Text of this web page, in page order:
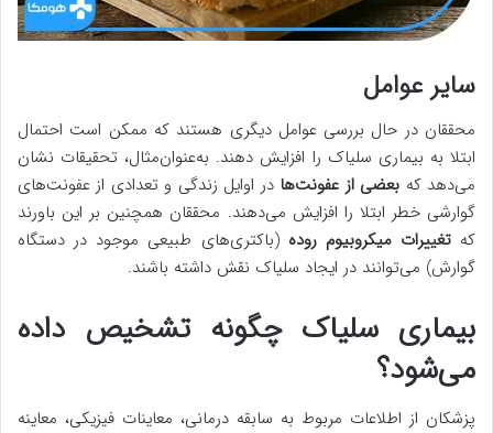
سایر عوامل
محققان در حال بررسی عوامل دیگری هستند که ممکن است احتمال
ابتلا به بیماری سلیاک را افزایش دهند. به‌عنوان‌مثال، تحقیقات نشان
می‌دهد که بعضی از عفونت‌ها در اوایل زندگی و تعدادی از عفونت‌های
گوارشی خطر ابتلا را افزایش می‌دهند. محققان همچنین بر این باورند
کهتغییرات میکروبیوم روده (باکتری‌های طبیعی موجود در دستگاه
گوارش) می‌توانند در ایجاد سلیاک نقش داشته باشند.
بیماری سلیاک چگونه تشخیص داده
می‌شود؟
پزشکان از اطلاعات مربوط به سابقه درمانی، معاینات فیزیکی، معاینه